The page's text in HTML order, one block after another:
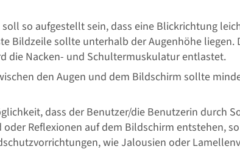
so aufgestellt sein, dass eine Blickrichtung
Bildzeile sollte unterhalb der Augenhöhe liegen.
die Nacken- und Schultermuskulatur entlastet.
den Augen und dem Bildschirm sollte
dass der Benutzer/die Benutzerin durch
Reflexionen auf dem Bildschirm entstehen,
wie Jalousien oder